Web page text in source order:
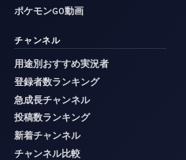
ポケモンGO動画
チャンネル
用途別おすすめ実況者
登録者数ランキング
急成長チャンネル
投稿数ランキング
新着チャンネル
チャンネル比較